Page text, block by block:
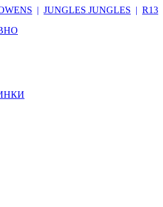
| JUNGLES JUNGLES | R13